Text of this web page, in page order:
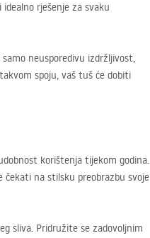
rješenje za svaku
neusporedivu izdržljivost,
spoju, vaš tuš će dobiti
korištenja tijekom godina.
čekati na stilsku preobrazbu svoje
sliva. Pridružite se zadovoljnim